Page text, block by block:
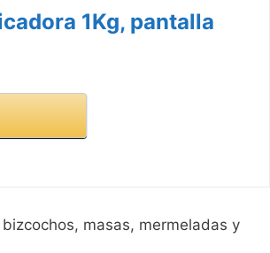
1Kg, pantalla
masas, mermeladas y